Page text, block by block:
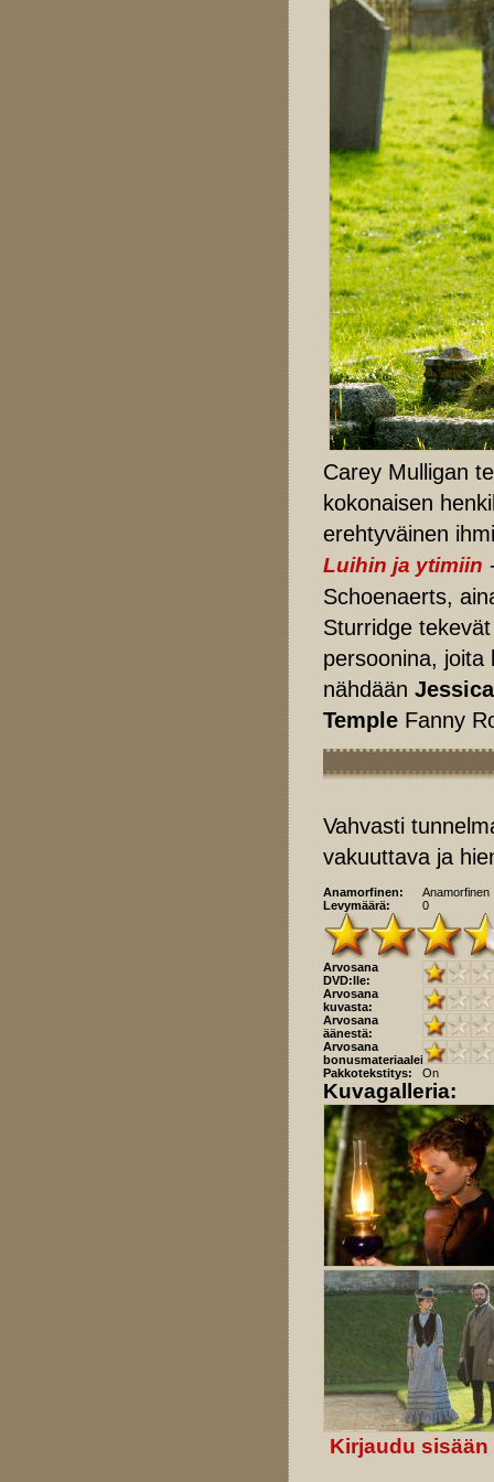
Carey Mulligan
kokonaisen
erehtyväinen
Luihin ja ytimiin
Schoenaerts,
Sturridge
persoonina, joita
nähdään
Temple Fanny
Vahvasti
vakuuttava ja
Anamorfinen:
Anamorfinen
Levymäärä:
0
Arvosana
DVD:lle:
Arvosana
kuvasta:
Arvosana
äänestä:
Arvosana
bonusmateriaaleista:
Pakkotekstitys:
On
Kuvagalleria:
Kirjaudu sisään